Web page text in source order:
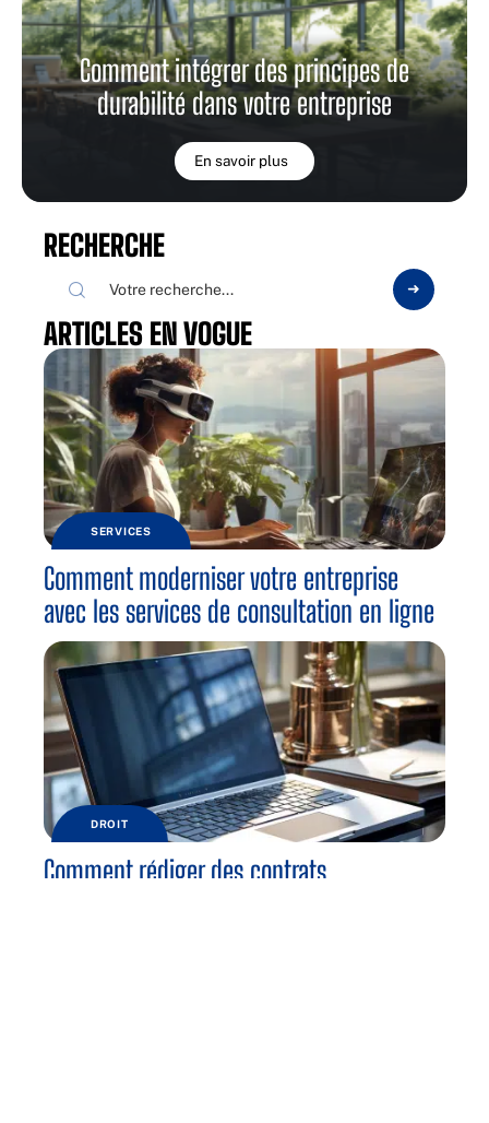
Comment intégrer des principes de
durabilité dans votre entreprise
En savoir plus
RECHERCHE
ARTICLES EN VOGUE
SERVICES
Comment moderniser votre entreprise
avec les services de consultation en ligne
DROIT
Comment rédiger des contrats